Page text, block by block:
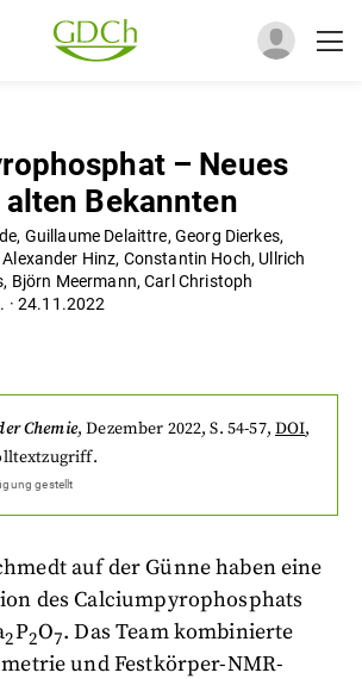
– Neues
Bekannten
, Guillaume Delaittre, Georg Dierkes,
Alexander Hinz, Constantin Hoch, Ullrich
, Björn Meermann,Carl Christoph
·24.11.2022
Chemie,Dezember 2022, S. 54-57, DOI,
gestellt
auf der Günne haben eine
des Calciumpyrophosphats
2P2O7. Das Team kombinierte
und Festkörper-NMR-